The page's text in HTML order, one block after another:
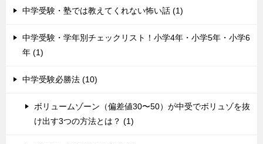
中学受験・塾では教えてくれない怖い話 (1)
中学受験・学年別チェックリスト！小学4年・小学5年・小学6
年 (1)
中学受験必勝法 (10)
ボリュームゾーン（偏差値30〜50）が中受でボリュゾを抜
け出す3つの方法とは？ (1)